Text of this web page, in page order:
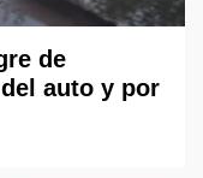
de
auto y por